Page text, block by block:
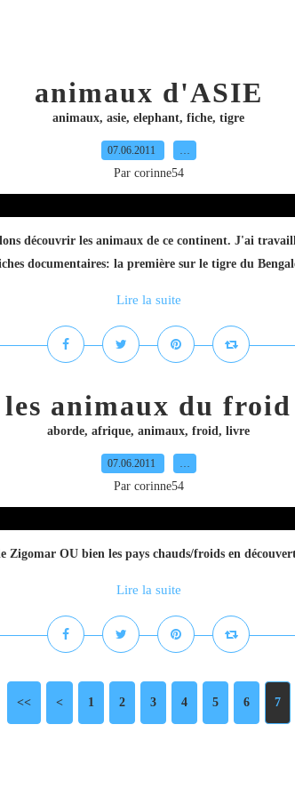
animaux d'ASIE
animaux, asie, elephant, fiche, tigre
07.06.2011 …
Par corinne54
découvrir les animaux de ce continent. J'ai
documentaires: la première sur le tigre du
Lire la suite
les animaux du froid
aborde, afrique, animaux, froid, livre
07.06.2011 …
Par corinne54
OU bien les pays chauds/froids en
Lire la suite
<< < 1 2 3 4 5 6 7